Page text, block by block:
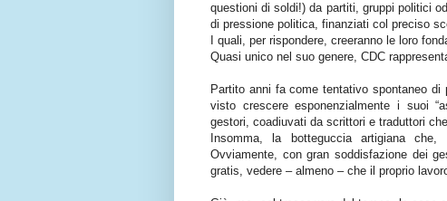
questioni di soldi!) da partiti, gruppi politici
di pressione politica, finanziati col preciso
I quali, per rispondere, creeranno le loro
Quasi unico nel suo genere, CDC
Partito anni fa come tentativo spontaneo
visto crescere esponenzialmente i suoi
gestori, coadiuvati da scrittori e traduttori
Insomma, la botteguccia artigiana che,
Ovviamente, con gran soddisfazione dei
gratis, vedere – almeno – che il proprio